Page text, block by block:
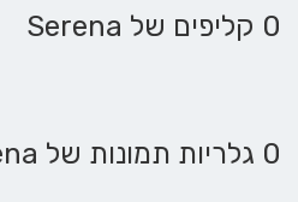
0 קליפים של Serena
0 גלריות תמונות של Serena